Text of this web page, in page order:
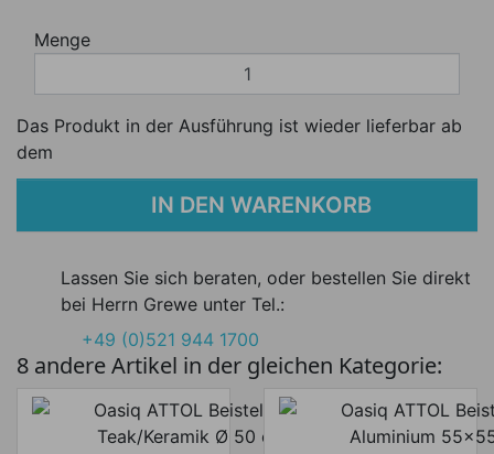
Menge
Das Produkt in der Ausführung ist wieder lieferbar ab
dem
IN DEN WARENKORB
Lassen Sie sich beraten, oder bestellen Sie direkt
bei Herrn Grewe unter Tel.:
+49 (0)521 944 1700
8 andere Artikel in der gleichen Kategorie: